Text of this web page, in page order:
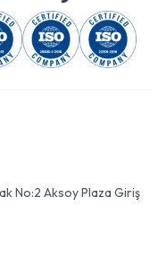
No:2 Aksoy Plaza Giriş